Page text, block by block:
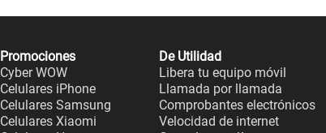
Promociones
Cyber WOW
Celulares iPhone
Celulares Samsung
Celulares Xiaomi
De Utilidad
Libera tu equipo móvil
Llamada por llamada
Comprobantes electrónicos
Velocidad de internet